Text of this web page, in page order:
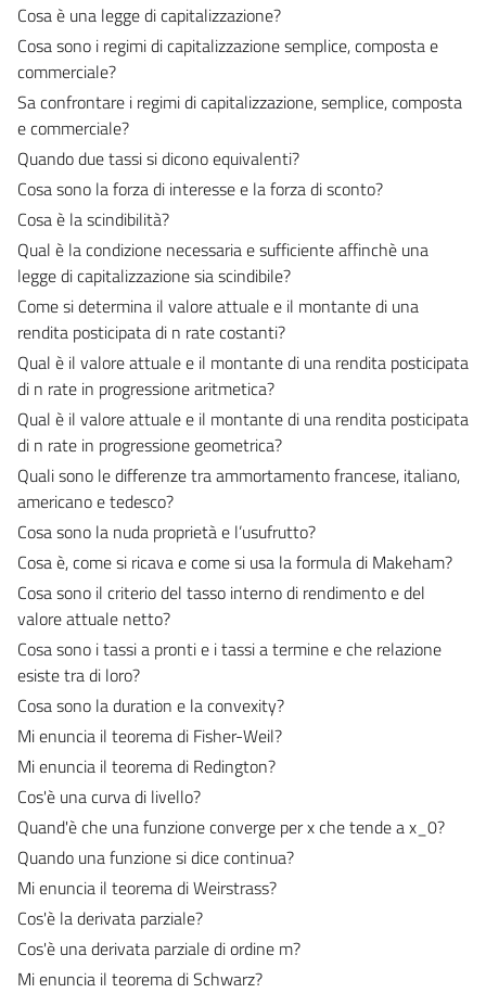
Cosa è una legge di capitalizzazione?
Cosa sono i regimi di capitalizzazione semplice, composta e
commerciale?
Sa confrontare i regimi di capitalizzazione, semplice, composta
e commerciale?
Quando due tassi si dicono equivalenti?
Cosa sono la forza di interesse e la forza di sconto?
Cosa è la scindibilità?
Qual è la condizione necessaria e sufficiente affinchè una
legge di capitalizzazione sia scindibile?
Come si determina il valore attuale e il montante di una
rendita posticipata di n rate costanti?
Qual è il valore attuale e il montante di una rendita posticipata
di n rate in progressione aritmetica?
Qual è il valore attuale e il montante di una rendita posticipata
di n rate in progressione geometrica?
Quali sono le differenze tra ammortamento francese, italiano,
americano e tedesco?
Cosa sono la nuda proprietà e l’usufrutto?
Cosa è, come si ricava e come si usa la formula di Makeham?
Cosa sono il criterio del tasso interno di rendimento e del
valore attuale netto?
Cosa sono i tassi a pronti e i tassi a termine e che relazione
esiste tra di loro?
Cosa sono la duration e la convexity?
Mi enuncia il teorema di Fisher-Weil?
Mi enuncia il teorema di Redington?
Cos'è una curva di livello?
Quand'è che una funzione converge per x che tende a x_0?
Quando una funzione si dice continua?
Mi enuncia il teorema di Weirstrass?
Cos'è la derivata parziale?
Cos'è una derivata parziale di ordine m?
Mi enuncia il teorema di Schwarz?